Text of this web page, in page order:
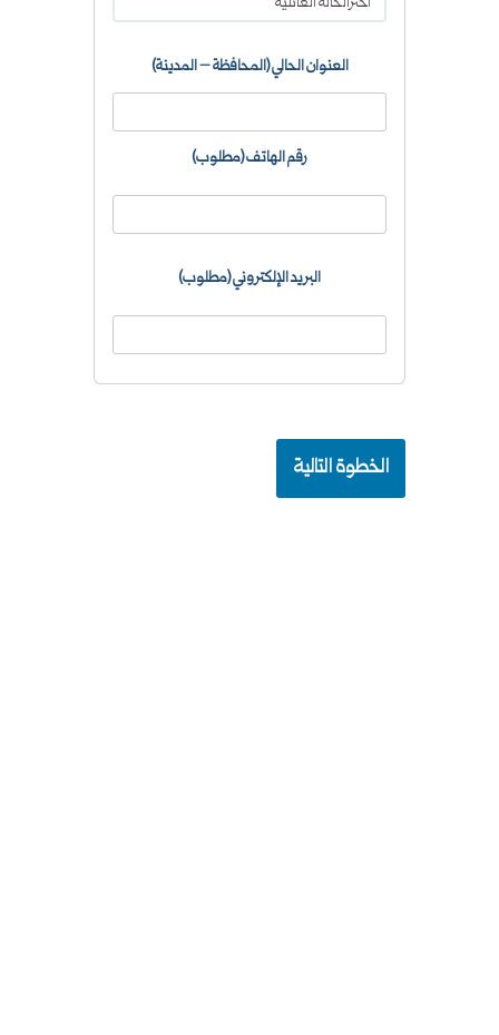
العنوان الحالي (المحافظة – المدينة)
رقم الهاتف (مطلوب)
البريد الإلكتروني (مطلوب)
الخطوة التالية